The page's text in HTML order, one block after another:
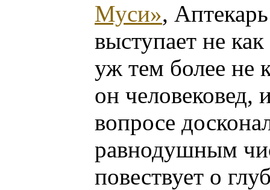
Муси»,
выступает не
уж тем более не
он человековед,
вопросе
равнодушным
повествует о